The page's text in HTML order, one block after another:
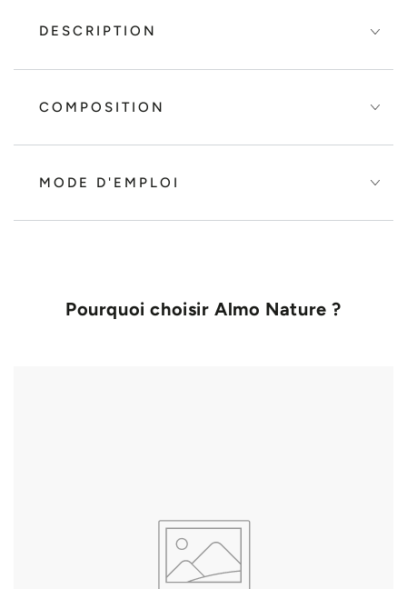
DESCRIPTION
COMPOSITION
MODE D'EMPLOI
Pourquoi choisir Almo Nature ?